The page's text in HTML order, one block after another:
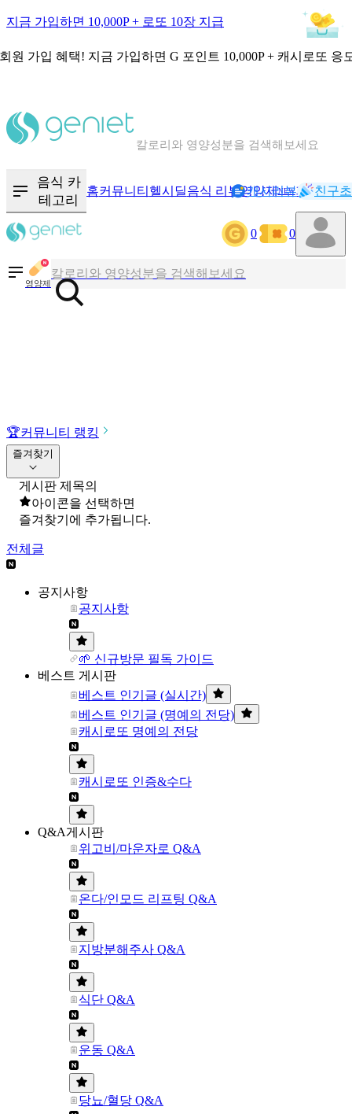
지금 가입하면 10,000P + 로또 10장 지급
원 가입 혜택! 지금 가입하면 G 포인트 10,000P + 캐시로또 응
혈당 · 다이어트 음식 검색해보세요
음식 카
테고리
홈커뮤니티 헬시딜음식 리뷰영양제NEW기록
캐시리뷰 친구
0 0
영양제
칼로리와 영양성분을 검색해보세요
혈당 · 다이어트 음식 검색해보세요
음식 · 영양제 리뷰를 찾아보세요
🏆커뮤니티 랭킹
즐겨찾기
게시판 제목의
아이콘을 선택하면
즐겨찾기에 추가됩니다.
전체글
공지사항
공지사항
🌱 신규방문 필독 가이드
베스트 게시판
베스트 인기글 (실시간)
베스트 인기글 (명예의 전당)
캐시로또 명예의 전당
캐시로또 인증&수다
Q&A게시판
위고비/마운자로 Q&A
온다/인모드 리프팅 Q&A
지방분해주사 Q&A
식단 Q&A
운동 Q&A
당뇨/혈당 Q&A